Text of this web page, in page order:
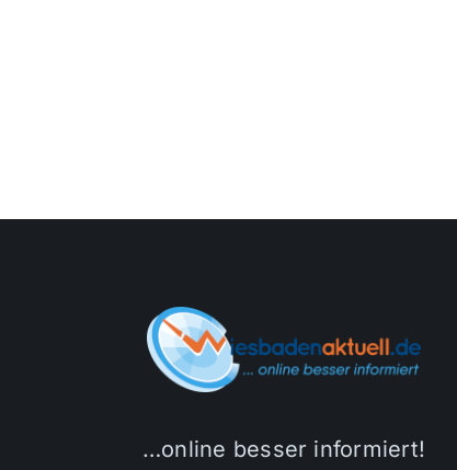
…online besser informiert!